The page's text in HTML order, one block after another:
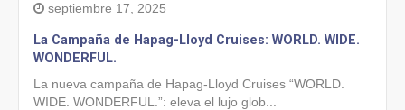
septiembre 17, 2025
La Campaña de Hapag-Lloyd Cruises: WORLD. WIDE.
WONDERFUL.
La nueva campaña de Hapag-Lloyd Cruises “WORLD.
WIDE. WONDERFUL.”: eleva el lujo glob...